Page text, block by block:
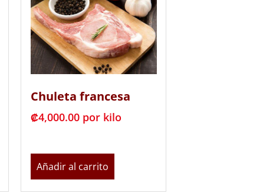
Chuleta francesa
₡4,000.00 por kilo
Añadir al carrito